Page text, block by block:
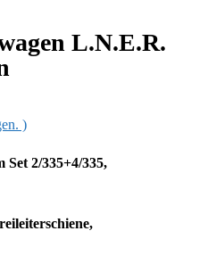
L.N.E.R.
)
Set 2/335+4/335,